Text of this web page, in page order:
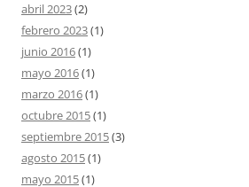
abril 2023(2)
febrero 2023(1)
junio 2016(1)
mayo 2016(1)
marzo 2016(1)
octubre 2015(1)
septiembre 2015(3)
agosto 2015(1)
mayo 2015(1)